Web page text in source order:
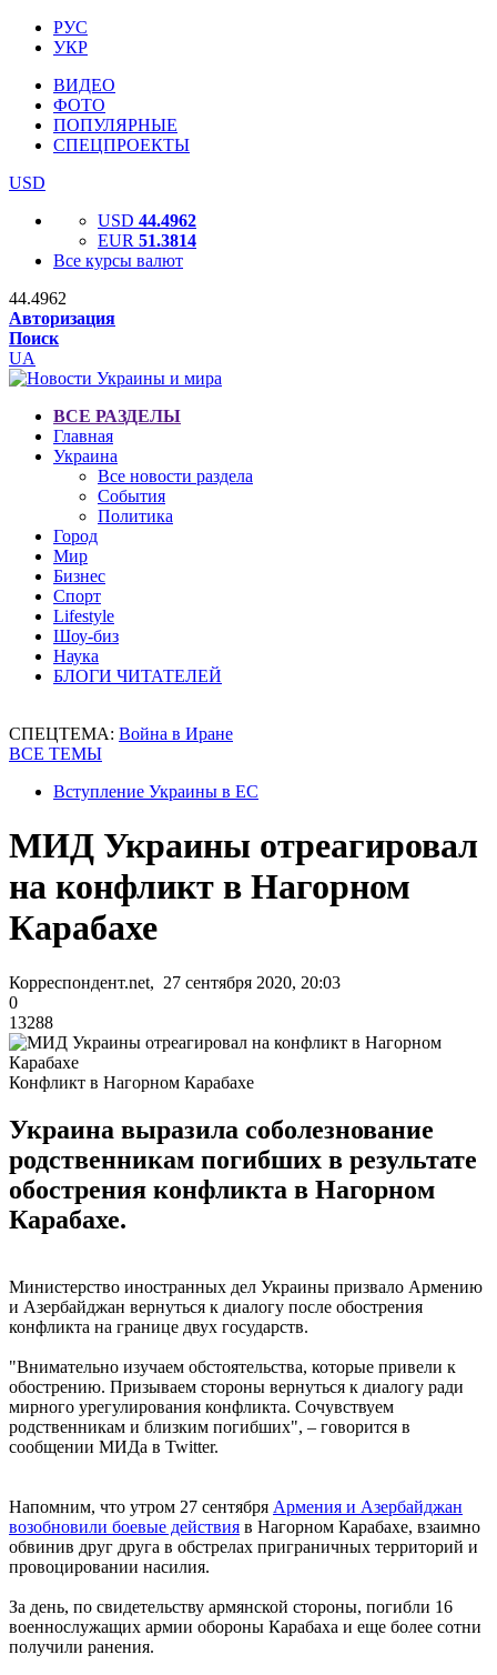
РУС
УКР
ВИДЕО
ФОТО
ПОПУЛЯРНЫЕ
СПЕЦПРОЕКТЫ
USD
USD 44.4962
EUR 51.3814
Все курсы валют
44.4962
Авторизация
Поиск
UA
ВСЕ РАЗДЕЛЫ
Главная
Украина
Все новости раздела
События
Политика
Город
Мир
Бизнес
Спорт
Lifestyle
Шоу-биз
Наука
БЛОГИ ЧИТАТЕЛЕЙ
СПЕЦТЕМА: Война в Иране
ВСЕ ТЕМЫ
Вступление Украины в ЕС
МИД Украины отреагировал
на конфликт в Нагорном
Карабахе
Корреспондент.net, 27 сентября 2020, 20:03
0
13288
Конфликт в Нагорном Карабахе
Украина выразила соболезнование
родственникам погибших в результате
обострения конфликта в Нагорном
Карабахе.
Министерство иностранных дел Украины призвало Армению
и Азербайджан вернуться к диалогу после обострения
конфликта на границе двух государств.
"Внимательно изучаем обстоятельства, которые привели к
обострению. Призываем стороны вернуться к диалогу ради
мирного урегулирования конфликта. Сочувствуем
родственникам и близким погибших", – говорится в
сообщении МИДа в Twitter.
Напомним, что утром 27 сентября Армения и Азербайджан
возобновили боевые действия в Нагорном Карабахе, взаимно
обвинив друг друга в обстрелах приграничных территорий и
провоцировании насилия.
За день, по свидетельству армянской стороны, погибли 16
военнослужащих армии обороны Карабаха и еще более сотни
получили ранения.